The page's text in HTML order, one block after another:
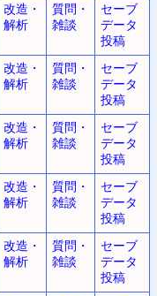
改造・
解析
質問・
雑談
セーブ
データ
投稿
改造・
解析
質問・
雑談
セーブ
データ
投稿
改造・
解析
質問・
雑談
セーブ
データ
投稿
改造・
解析
質問・
雑談
セーブ
データ
投稿
改造・
解析
質問・
雑談
セーブ
データ
投稿